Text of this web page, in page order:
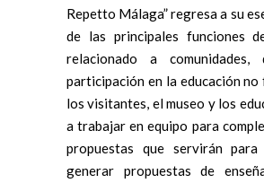
Repetto Málaga” regresa a su
de las principales funciones
relacionado a
participación en la educación no
los visitantes, el museo y los
a trabajar en equipo para
propuestas que servirán
generar propuestas de